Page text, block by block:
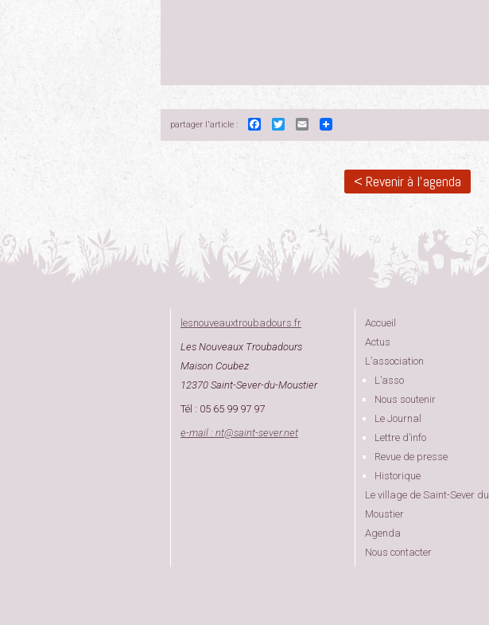
partager l'article : Facebook
TwitterEmail
< Revenir à l'agenda
lesnouveauxtroubadours.fr
Les Nouveaux Troubadours
Maison Coubez
12370 Saint-Sever-du-Moustier
Tél : 05 65 99 97 97
e-mail : nt@saint-sever.net
Accueil
Actus
L’association
L’asso
Nous soutenir
Le Journal
Lettre d’info
Revue de presse
Historique
Le village de Saint-Sever du
Moustier
Agenda
Nous contacter